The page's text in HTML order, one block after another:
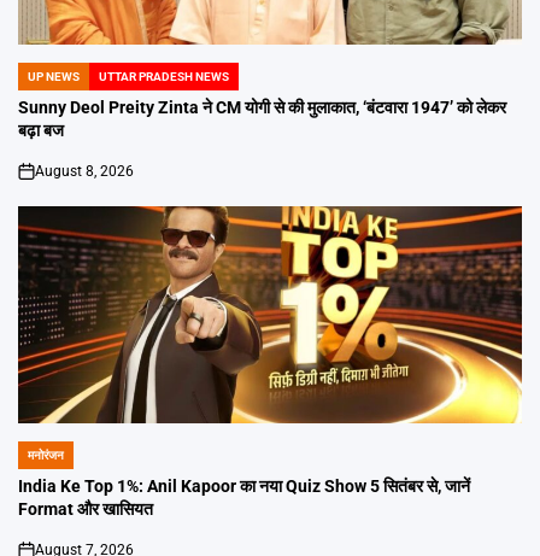
POSTED
IN
UP NEWS UTTAR PRADESH NEWS
Sunny Deol Preity Zinta ने CM योगी से की मुलाकात, ‘बंटवारा 1947’ को लेकर
बढ़ा बज
on
August 8, 2026
POSTED
IN
मनोरंजन
India Ke Top 1%: Anil Kapoor का नया Quiz Show 5 सितंबर से, जानें
Format और खासियत
August 7, 2026